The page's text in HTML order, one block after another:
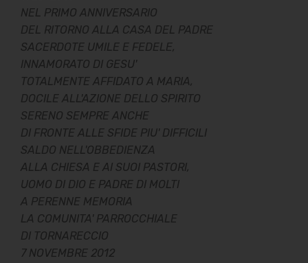
NEL PRIMO ANNIVERSARIO
DEL RITORNO ALLA CASA DEL PADRE
SACERDOTE UMILE E FEDELE,
INNAMORATO DI GESU'
TOTALMENTE AFFIDATO A MARIA,
DOCILE ALL'AZIONE DELLO SPIRITO
SERENO SEMPRE ANCHE
DI FRONTE ALLE SFIDE PIU' DIFFICILI
SALDO NELL'OBBEDIENZA
ALLA CHIESA E AI SUOI PASTORI,
UOMO DI DIO E PADRE DI MOLTI
A PERENNE MEMORIA
LA COMUNITA' PARROCCHIALE
DI TORNARECCIO
7 NOVEMBRE 2012